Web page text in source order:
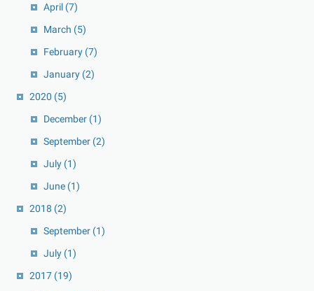
April (7)
March (5)
February (7)
January (2)
2020 (5)
December (1)
September (2)
July (1)
June (1)
2018 (2)
September (1)
July (1)
2017 (19)